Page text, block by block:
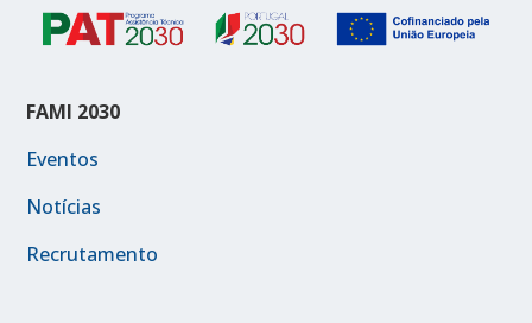
FAMI 2030
Eventos
Notícias
Recrutamento